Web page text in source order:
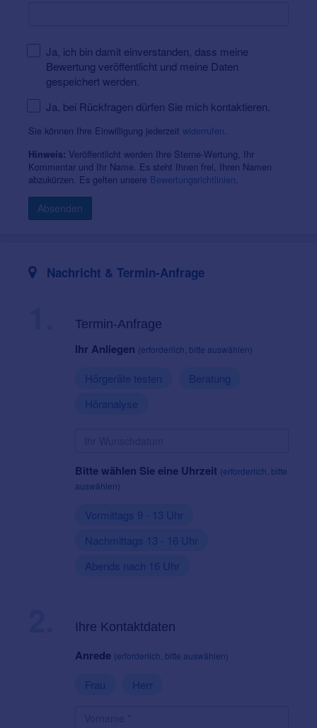
Ja, ich bin damit einverstanden, dass meine
Bewertung veröffentlicht und meine Daten
gespeichert werden.
Ja, bei Rückfragen dürfen Sie mich kontaktieren.
Sie können Ihre Einwilligung jederzeit widerrufen.
Hinweis: Veröffentlicht werden Ihre Sterne-Wertung, Ihr
Kommentar und Ihr Name. Es steht Ihnen frei, Ihren Namen
abzukürzen. Es gelten unsere Bewertungsrichtlinien.
Absenden
Nachricht & Termin-Anfrage
Termin-Anfrage
Ihr Anliegen (erforderlich, bitte auswählen)
Hörgeräte testen
Beratung
Höranalyse
Bitte wählen Sie eine Uhrzeit (erforderlich, bitte
auswählen)
Vormittags 9 - 13 Uhr
Nachmittags 13 - 16 Uhr
Abends nach 16 Uhr
Ihre Kontaktdaten
Anrede (erforderlich, bitte auswählen)
Frau Herr